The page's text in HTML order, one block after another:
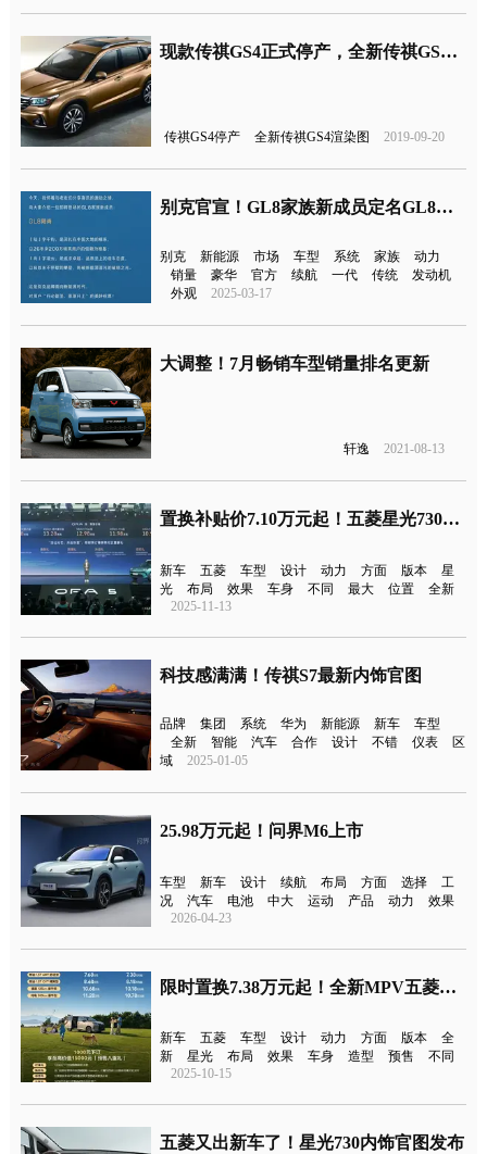
现款传祺GS4正式停产，全新传祺GS4渲染图曝光，将于11月上市
传祺GS4停产 全新传祺GS4渲染图 2019-09-20
别克官宣！GL8家族新成员定名GL8陆尚
别克 新能源 市场 车型 系统 家族
动力
销量
豪华 官方 续航 一代 传统
发动机
外观
2025-03-17
大调整！7月畅销车型销量排名更新
轩逸 2021-08-13
置换补贴价7.10万元起！五菱星光730上市
新车 五菱 车型 设计 动力 方面 版本
星
光
布局 效果 车身 不同 最大 位置
全新
2025-11-13
科技感满满！传祺S7最新内饰官图
品牌 集团 系统 华为 新能源 新车
车型
全新
智能 汽车 合作 设计 不错 仪表
区
域
2025-01-05
25.98万元起！问界M6上市
车型 新车 设计 续航 布局 方面 选择
工
况
汽车 电池 中大 运动 产品 动力
效果
2026-04-23
限时置换7.38万元起！全新MPV五菱星光730预售
新车 五菱 车型 设计 动力 方面 版本
全
新
星光 布局 效果 车身 造型 预售
不同
2025-10-15
五菱又出新车了！星光730内饰官图发布